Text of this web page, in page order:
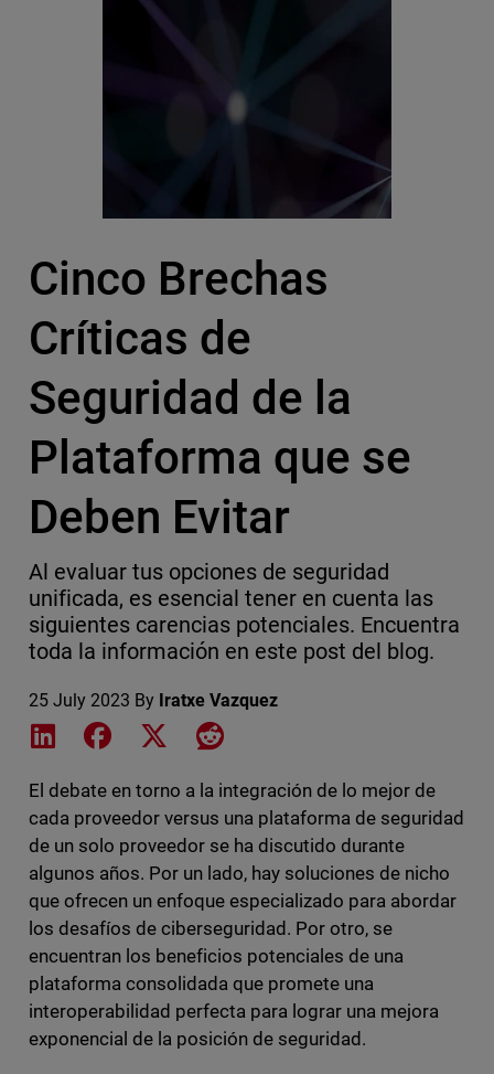
Cinco Brechas
Críticas de
Seguridad de la
Plataforma que se
Deben Evitar
Al evaluar tus opciones de seguridad
unificada, es esencial tener en cuenta las
siguientes carencias potenciales. Encuentra
toda la información en este post del blog.
25 July 2023 By Iratxe Vazquez
Share on LinkedIn
Share on Facebook
Share on XShare on Reddit
El debate en torno a la integración de lo mejor de
cada proveedor versus una plataforma de seguridad
de un solo proveedor se ha discutido durante
algunos años. Por un lado, hay soluciones de nicho
que ofrecen un enfoque especializado para abordar
los desafíos de ciberseguridad. Por otro, se
encuentran los beneficios potenciales de una
plataforma consolidada que promete una
interoperabilidad perfecta para lograr una mejora
exponencial de la posición de seguridad.